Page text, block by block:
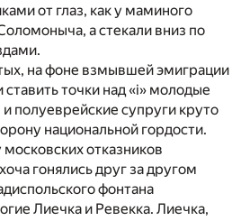
от глаз, как у маминого
а стекали вниз по
на фоне взмывшей эмиграции
ставить точки над «i» молодые
полуеврейские супруги круто
национальной гордости.
отказников
гонялись друг за другом
фонтана
Лиечка и Ревекка. Лиечка,